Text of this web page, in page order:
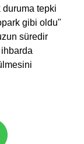
duruma tepki
gibi oldu"
süredir